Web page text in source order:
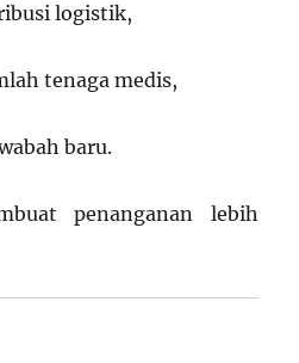
logistik,
tenaga medis,
baru.
penanganan lebih